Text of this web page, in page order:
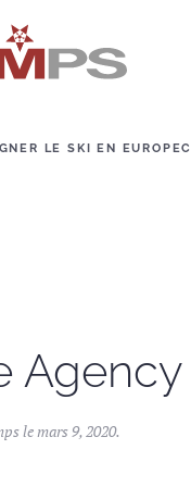
LE SKI EN EUROPE
Agency
le mars 9, 2020.